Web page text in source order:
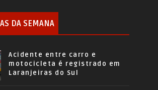
DA SEMANA
Acidente entre carro e
motocicleta é registrado em
Laranjeiras do Sul